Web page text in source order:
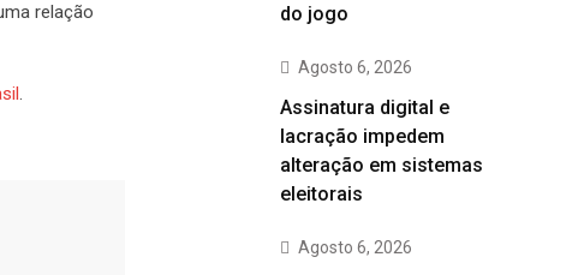
relação
.
do jogo
Agosto 6, 2026
Assinatura digital e
lacração impedem
alteração em sistemas
eleitorais
Agosto 6, 2026